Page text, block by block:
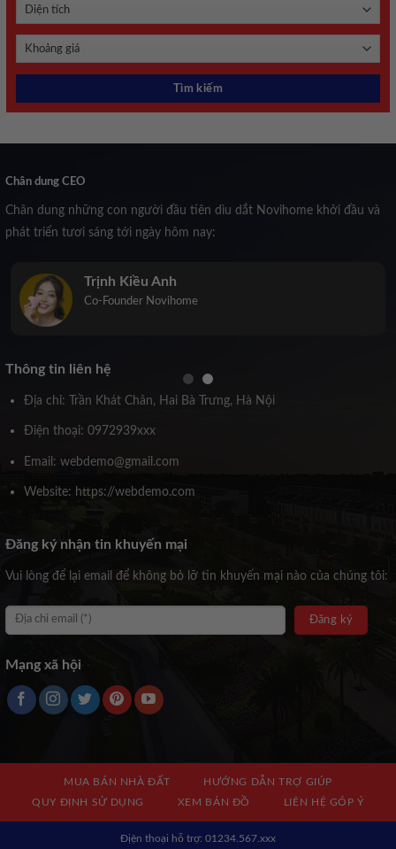
Chân dung CEO
Chân dung những con người đầu tiên dìu dắt Novihome khởi đầu và
phát triển tươi sáng tới ngày hôm nay:
Trịnh Kiều Anh
Co-Founder Novihome
Thông tin liên hệ
Địa chỉ: Trần Khát Chân, Hai Bà Trưng, Hà Nội
Điện thoại: 0972939xxx
Email: webdemo@gmail.com
Website: https://webdemo.com
Đăng ký nhận tin khuyến mại
Vui lòng để lại email để không bỏ lỡ tin khuyến mại nào của chúng tôi:
Mạng xã hội
MUA BÁN NHÀ ĐẤT
HƯỚNG DẪN TRỢ GIÚP
QUY ĐỊNH SỬ DỤNG
XEM BẢN ĐỒ LIÊN HỆ GÓP Ý
Địện thoại hỗ trợ: 01234.567.xxx